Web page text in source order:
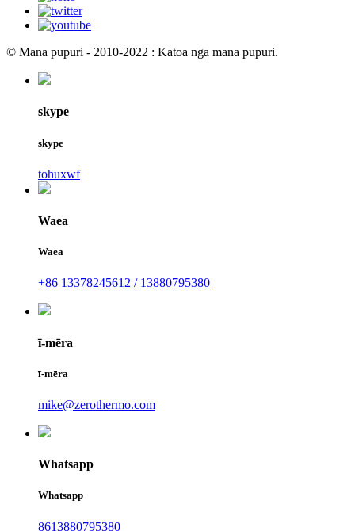
© Mana pupuri - 2010-2022 : Katoa nga mana pupuri.
skype
skype
tohuxwf
Waea
Waea
+86 13378245612 / 13880795380
ī-mēra
ī-mēra
mike@zerothermo.com
Whatsapp
Whatsapp
8613880795380